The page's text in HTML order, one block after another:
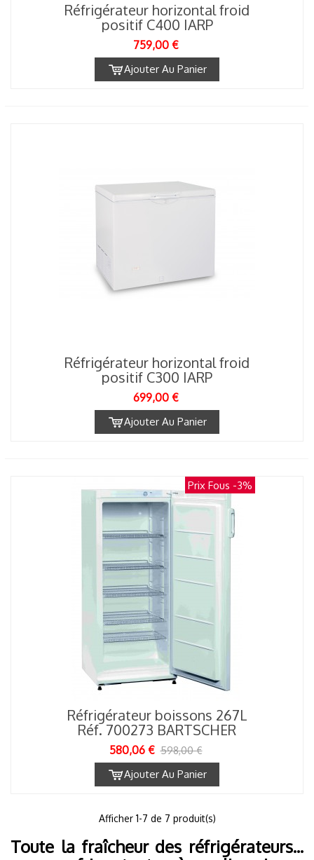
Réfrigérateur horizontal froid
positif C400 IARP
759,00 €
Ajouter Au Panier
Réfrigérateur horizontal froid
positif C300 IARP
699,00 €
Ajouter Au Panier
Prix Fous -3%
Réfrigérateur boissons 267L
Réf. 700273 BARTSCHER
580,06 € 598,00 €
Ajouter Au Panier
Afficher 1-7 de 7 produit(s)
Toute la fraîcheur des réfrigérateurs...